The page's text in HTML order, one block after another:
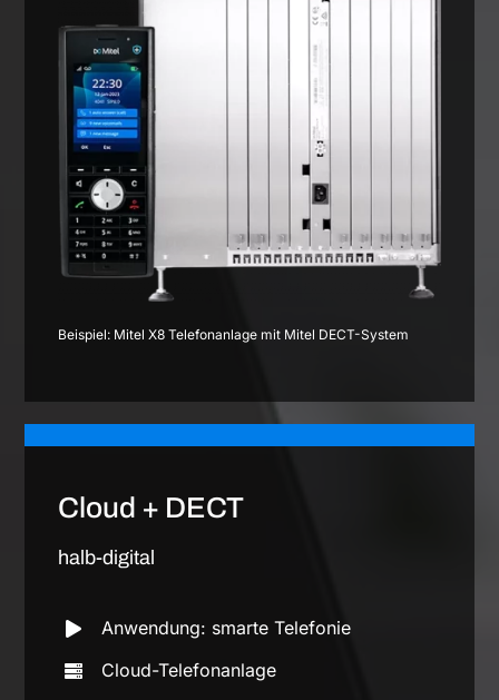
Beispiel: Mitel X8 Telefonanlage mit Mitel DECT-System
Cloud + DECT
halb-digital
Anwendung: smarte Telefonie
Cloud-Telefonanlage